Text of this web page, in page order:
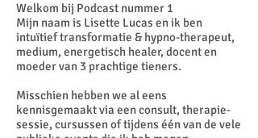
Welkom bij Podcast nummer 1
Mijn naam is Lisette Lucas en ik ben
intuïtief transformatie & hypno-therapeut,
medium, energetisch healer, docent en
moeder van 3 prachtige tieners.
Misschien hebben we al eens
kennisgemaakt via een consult, therapie-
sessie, cursussen of tijdens één van de vele